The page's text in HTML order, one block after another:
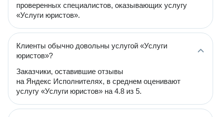
проверенных специалистов, оказывающих услугу
«Услуги юристов».
Клиенты обычно довольны услугой «Услуги
юристов»?
Заказчики, оставившие отзывы
на Яндекс Исполнителях, в среднем оценивают
услугу «Услуги юристов» на 4.8 из 5.